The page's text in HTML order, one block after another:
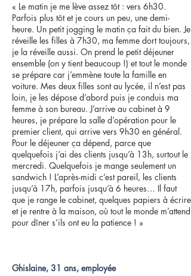
« Le matin je me lève assez tôt : vers 6h30.
Parfois plus tôt et je cours un peu, une demi-
heure. Un petit jogging le matin ça fait du bien. Je
réveille les filles à 7h30, ma femme dort toujours,
je la réveille aussi. On prend le petit déjeuner
ensemble (on y tient beaucoup !) et tout le monde
se prépare car j’emmène toute la famille en
voiture. Mes deux filles sont au lycée, il n’est pas
loin, je les dépose d’abord puis je conduis ma
femme à son bureau. J’arrive au cabinet à 9
heures, je prépare la salle d’opération pour le
premier client, qui arrive vers 9h30 en général.
Pour le déjeuner ça dépend, parce que
quelquefois j’ai des clients jusqu’à 13h, surtout le
mercredi. Quelquefois je mange seulement un
sandwich ! L’après-midi c’est pareil, les clients
jusqu’à 17h, parfois jusqu’à 6 heures… Il faut
que je range le cabinet, quelques papiers à écrire
et je rentre à la maison, où tout le monde m’attend
pour dîner s’ils ont eu la patience ! »
Ghislaine, 31 ans, employée